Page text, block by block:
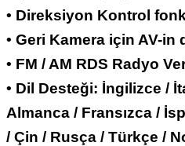
• Direksiyon Kontrol
• Geri Kamera için AV-in
• FM / AM RDS Radyo
• Dil Desteği: İngilizce /
Almanca / Fransızca /
/ Çin / Rusça / Türkçe /